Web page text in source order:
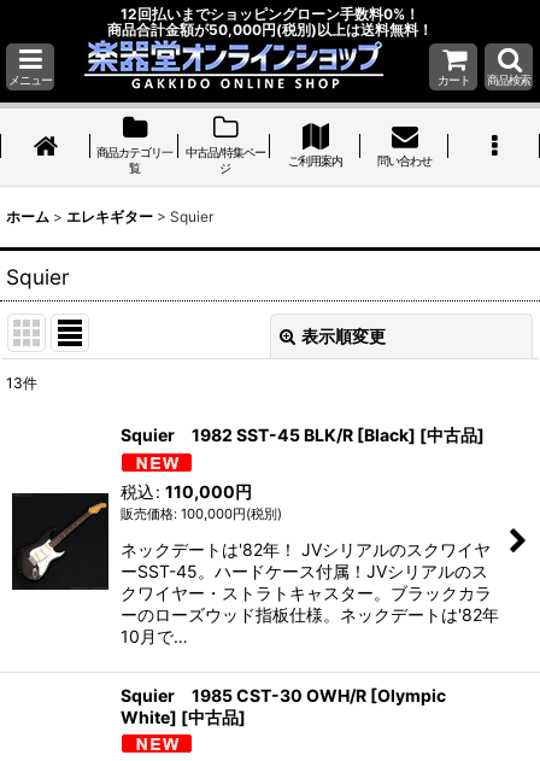
12回払いまでショッピングローン手数料0%！
商品合計金額が50,000円(税別)以上は送料無料！
メニュー カート 商品検索
商品カテゴリ一
覧
中古品/特集ペー
ジ
ご利用案内 問い合わせ
ホーム > エレキギター > Squier
Squier
表示順変更
13件
Squier 1982 SST-45 BLK/R [Black] [中古品]
100,000円(税別)
税込: 110,000円
ネックデートは'82年！ JVシリアルのスクワイヤ
ーSST-45。ハードケース付属！JVシリアルのス
クワイヤー・ストラトキャスター。ブラックカラ
ーのローズウッド指板仕様。ネックデートは'82年
10月で…
Squier 1985 CST-30 OWH/R [Olympic
White] [中古品]